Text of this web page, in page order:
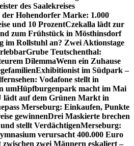
des Saalekreises
der Hohendorfer Marke: 1.000
und 10 ProzentCzekalla lädt zur
zum Frühstück in Mösthinsdorf
im Rollstuhl an? Zwei Aktionstage
Grube Teutschenthal:
DilemmaWenn ein Zuhause
Exhibitionist im Südpark –
Vodafone stellt in
umHüpfburgenpark macht im Mai
lädt auf dem Grünen Markt in
Merseburg: Einkaufen, Punkte
gewinnenDrei Maskierte brechen
stellt VerdächtigenMerseburg:
verursacht 400.000 Euro
zwei Männern eskaliert –